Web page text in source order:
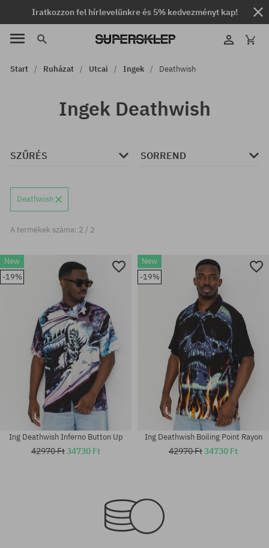
Iratkozzon fel hírlevelünkre és 5% kedvezményt kap!
Start Ruházat Utcai Ingek Deathwish
Ingek Deathwish
SZŰRÉS SORREND
Deathwish
A termékek száma: 2 / 2
New
-19%
Ing Deathwish Inferno Button Up
42970 Ft34730 Ft
New
-19%
Ing Deathwish Boiling Point Rayon
42970 Ft34730 Ft